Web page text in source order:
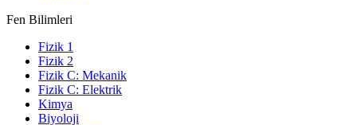
Fen Bilimleri
Fizik 1
Fizik 2
Fizik C: Mekanik
Fizik C: Elektrik
Kimya
Biyoloji